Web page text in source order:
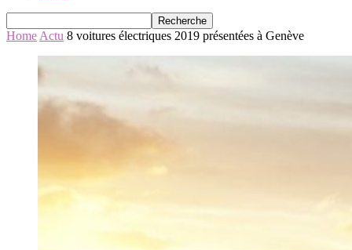
Home Actu 8 voitures électriques 2019 présentées à Genève